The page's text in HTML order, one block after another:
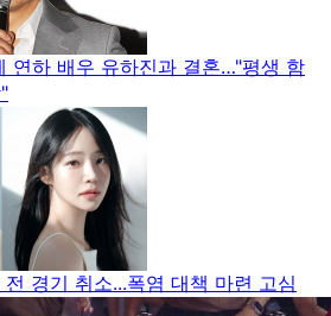
연하 배우 유하진과 결혼…"평생 함
경기 취소...폭염 대책 마련 고심